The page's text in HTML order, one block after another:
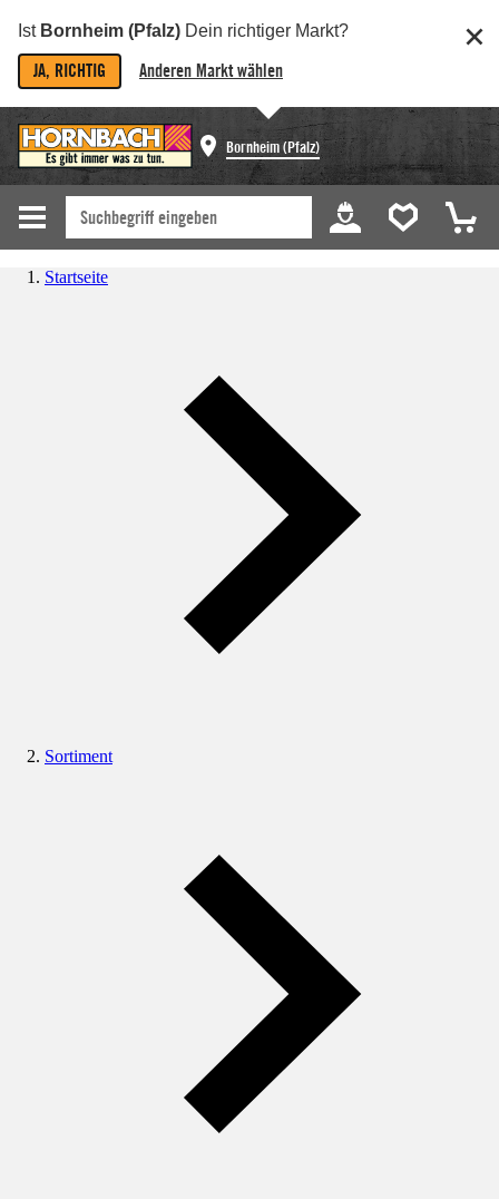
Ist Bornheim (Pfalz) Dein richtiger Markt?
JA, RICHTIG Anderen Markt wählen
Bornheim (Pfalz)
Startseite
Sortiment